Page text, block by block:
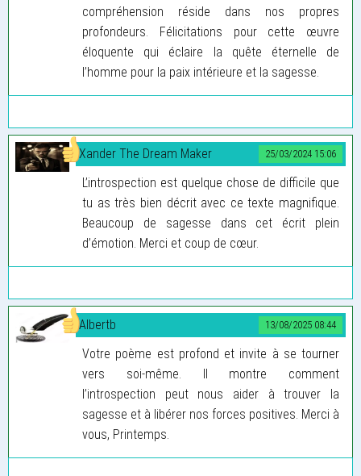
compréhension réside dans nos propres
profondeurs. Félicitations pour cette œuvre
éloquente qui éclaire la quête éternelle de
l’homme pour la paix intérieure et la sagesse.
25/03/2024 15:06
Xander The Dream Maker
L’introspection est quelque chose de difficile que
tu as très bien décrit avec ce texte magnifique.
Beaucoup de sagesse dans cet écrit plein
d’émotion. Merci et coup de cœur.
13/08/2025 08:44
Albertb
Votre poème est profond et invite à se tourner
vers soi-même. Il montre comment
l’introspection peut nous aider à trouver la
sagesse et à libérer nos forces positives. Merci à
vous, Printemps.